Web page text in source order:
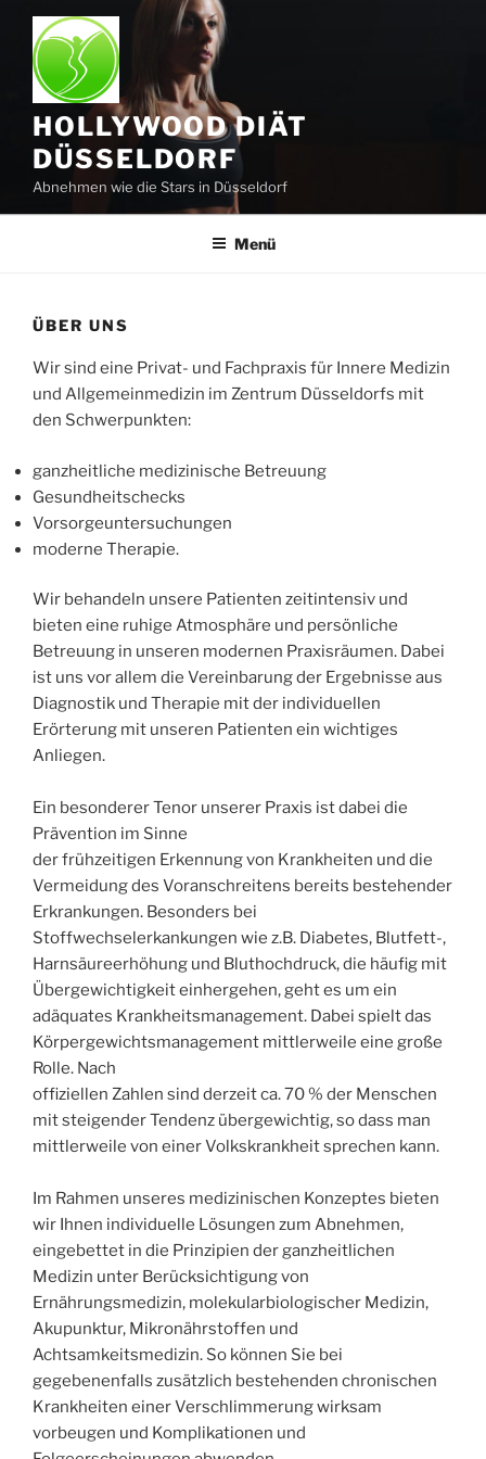
Zum
Inhalt
springen
HOLLYWOOD DIÄT
DÜSSELDORF
Abnehmen wie die Stars in Düsseldorf
Menü
ÜBER UNS
Wir sind eine Privat- und Fachpraxis für Innere Medizin
und Allgemeinmedizin im Zentrum Düsseldorfs mit
den Schwerpunkten:
ganzheitliche medizinische Betreuung
Gesundheitschecks
Vorsorgeuntersuchungen
moderne Therapie.
Wir behandeln unsere Patienten zeitintensiv und
bieten eine ruhige Atmosphäre und persönliche
Betreuung in unseren modernen Praxisräumen. Dabei
ist uns vor allem die Vereinbarung der Ergebnisse aus
Diagnostik und Therapie mit der individuellen
Erörterung mit unseren Patienten ein wichtiges
Anliegen.
Ein besonderer Tenor unserer Praxis ist dabei die
Prävention im Sinne
der frühzeitigen Erkennung von Krankheiten und die
Vermeidung des Voranschreitens bereits bestehender
Erkrankungen. Besonders bei
Stoffwechselerkankungen wie z.B. Diabetes, Blutfett-,
Harnsäureerhöhung und Bluthochdruck, die häufig mit
Übergewichtigkeit einhergehen, geht es um ein
adäquates Krankheitsmanagement. Dabei spielt das
Körpergewichtsmanagement mittlerweile eine große
Rolle. Nach
offiziellen Zahlen sind derzeit ca. 70 % der Menschen
mit steigender Tendenz übergewichtig, so dass man
mittlerweile von einer Volkskrankheit sprechen kann.
Im Rahmen unseres medizinischen Konzeptes bieten
wir Ihnen individuelle Lösungen zum Abnehmen,
eingebettet in die Prinzipien der ganzheitlichen
Medizin unter Berücksichtigung von
Ernährungsmedizin, molekularbiologischer Medizin,
Akupunktur, Mikronährstoffen und
Achtsamkeitsmedizin. So können Sie bei
gegebenenfalls zusätzlich bestehenden chronischen
Krankheiten einer Verschlimmerung wirksam
vorbeugen und Komplikationen und